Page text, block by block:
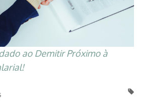
ao Demitir Próximo à